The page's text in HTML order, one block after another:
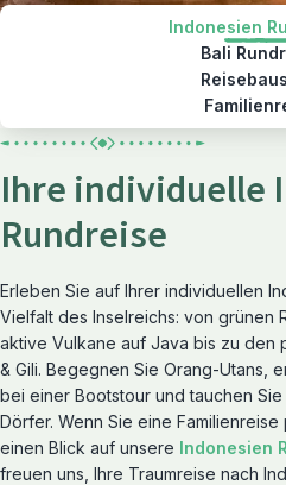
Indonesien
Bali
Ihre individuelle
Rundreise
Erleben Sie auf Ihrer individuellen
Vielfalt des Inselreichs: von grünen
aktive Vulkane auf Java bis zu den
& Gili. Begegnen Sie Orang-Utans,
bei einer Bootstour und tauchen
Dörfer. Wenn Sie eine
einen Blick auf unsere Indonesien
freuen uns, Ihre Traumreise nach